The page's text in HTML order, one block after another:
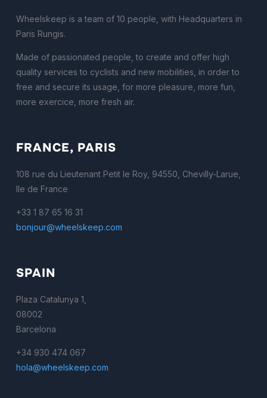
Wheelskeep is a team of 10 people, with Headquarters in
Paris Rungis.
Made of passionated people, to create and offer high
quality services to cyclists and new mobilities, in order to
free and secure its usage, for more pleasure, more fun,
more exercice, more fresh air.
FRANCE, PARIS
108 rue du Lieutenant Petit le Roy, 94550, Chevilly-Larue,
Ile de France
+33 1 87 65 16 31
bonjour@wheelskeep.com
SPAIN
Plaza Catalunya 1,
08002
Barcelona
+34 930 474 067
hola@wheelskeep.com